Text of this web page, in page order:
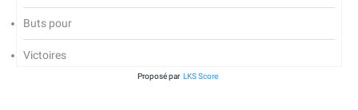
Buts pour
Victoires
Proposé par LKS Score